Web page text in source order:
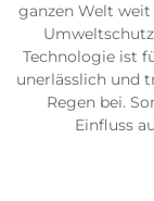
ganzen Welt
Technologie ist
unerlässlich und
Regen bei.
Einfluss